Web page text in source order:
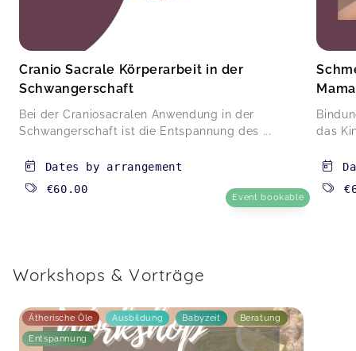
Cranio Sacrale Körperarbeit in der
Schwangerschaft
Bei der Craniosacralen Anwendung in der
Schwangerschaft ist die Entspannung des ...
Dates by arrangement
€60.00
Event bookable
das
Workshops & Vorträge
Ätherische Öle Ausbildung Babyzeit Beratung
Entspannung